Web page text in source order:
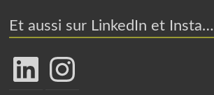
Et aussi sur LinkedIn et Insta…
LinkedIn Instagram